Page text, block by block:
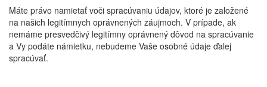
Máte právo namietať voči spracúvaniu údajov, ktoré je založené
na našich legitímnych oprávnených záujmoch. V prípade, ak
nemáme presvedčivý legitímny oprávnený dôvod na spracúvanie
a Vy podáte námietku, nebudeme Vaše osobné údaje ďalej
spracúvať.